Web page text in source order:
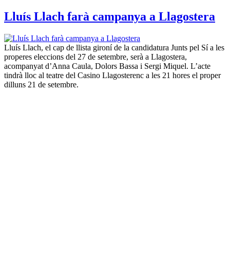
Lluís Llach farà campanya a Llagostera
Lluís Llach, el cap de llista gironí de la candidatura Junts pel Sí a les
properes eleccions del 27 de setembre, serà a Llagostera,
acompanyat d’Anna Caula, Dolors Bassa i Sergi Miquel. L’acte
tindrà lloc al teatre del Casino Llagosterenc a les 21 hores el proper
dilluns 21 de setembre.